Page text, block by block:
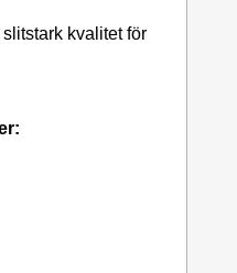
kvalitet för